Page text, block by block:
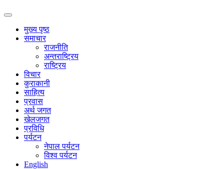
मुख्य पृष्ठ
समाचार
राजनीति
अन्तराष्ट्रिय
राष्ट्रिय
विचार
कुराकानी
साहित्य
प्रवास
अर्थ जगत
खेलजगत
प्रविधि
पर्यटन
नेपाल पर्यटन
विश्व पर्यटन
English